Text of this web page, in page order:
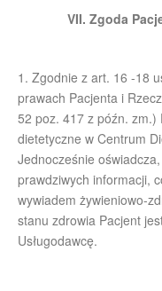
VII. Zgoda
1. Zgodnie z art. 16 -18
prawach Pacjenta i
52 poz. 417 z późn. zm.)
dietetyczne w Centrum
Jednocześnie
prawdziwych informacji,
wywiadem żywieniowo-
stanu zdrowia Pacjent
Usługodawcę.